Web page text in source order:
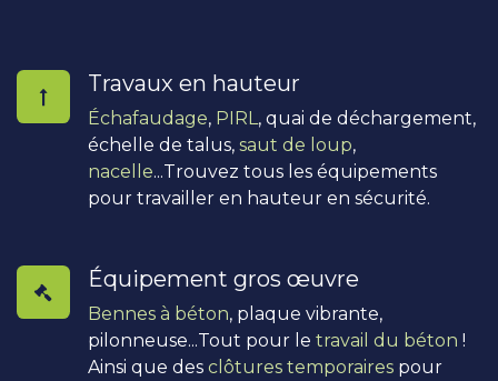
Travaux en hauteur
Échafaudage, PIRL, quai de déchargement,
échelle de talus, saut de loup,
nacelle...Trouvez tous les équipements
pour travailler en hauteur en sécurité.
Équipement gros œuvre
Bennes à béton, plaque vibrante,
pilonneuse...Tout pour le travail du béton !
Ainsi que des clôtures temporaires pour